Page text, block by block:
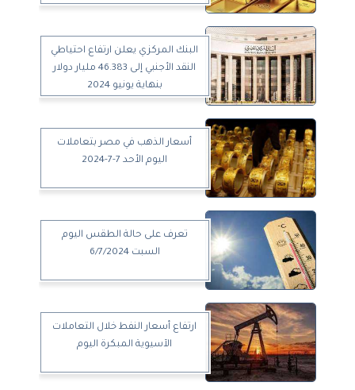
البنك المركزي يعلن ارتفاع احتياطي
النقد الأجنبي إلى 46.383 مليار دولار
بنهاية يونيو 2024
أسعار الذهب في مصر بتعاملات
اليوم الأحد 7-7-2024
تعرف على حالة الطقس اليوم
السبت 6/7/2024
ارتفاع أسعار النفط خلال التعاملات
الآسيوية المبكرة اليوم